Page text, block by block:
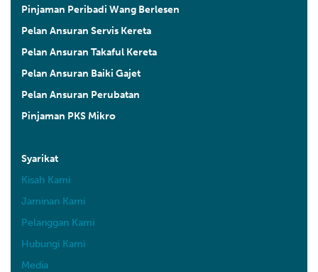
Syarikat
Kisah Kami
Jaminan Kami
Pelanggan Kami
Hubungi Kami
Media
Pinjaman Peribadi Wang Berlesen
Pelan Ansuran Servis Kereta
Pelan Ansuran Takaful Kereta
Pelan Ansuran Baiki Gajet
Pelan Ansuran Perubatan
Pinjaman PKS Mikro